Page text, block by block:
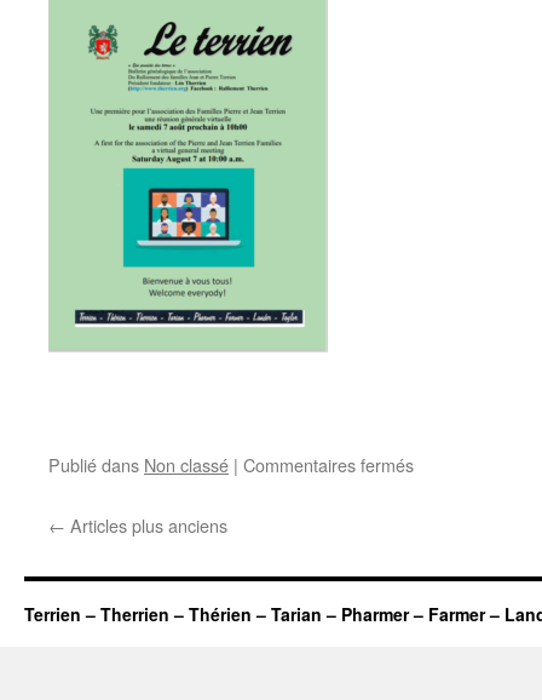
Publié dans Non classé | Commentaires ferméssur
← Articles plus anciens
Terrien – Therrien – Thérien – Tarian – Pharmer – Farmer –